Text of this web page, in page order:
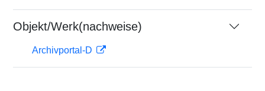
Objekt/Werk(nachweise)
Archivportal-D